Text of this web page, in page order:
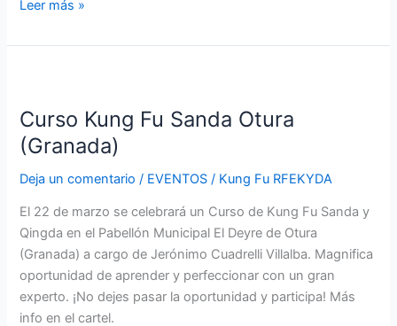
Leer más »
Curso Kung Fu Sanda Otura
(Granada)
Deja un comentario / EVENTOS / Kung Fu RFEKYDA
El 22 de marzo se celebrará un Curso de Kung Fu Sanda y
Qingda en el Pabellón Municipal El Deyre de Otura
(Granada) a cargo de Jerónimo Cuadrelli Villalba. Magnifica
oportunidad de aprender y perfeccionar con un gran
experto. ¡No dejes pasar la oportunidad y participa! Más
info en el cartel.
Fu
Sanda
Otura
(Granada)